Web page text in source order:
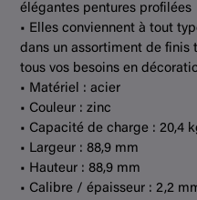
élégantes pentures profilées
• Elles conviennent à tout
dans un assortiment de finis
tous vos besoins en
• Matériel : acier
• Couleur : zinc
• Capacité de charge : 20,4
• Largeur : 88,9 mm
• Hauteur : 88,9 mm
• Calibre / épaisseur : 2,2